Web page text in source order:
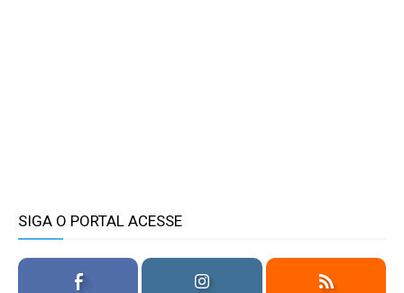
SIGA O PORTAL ACESSE